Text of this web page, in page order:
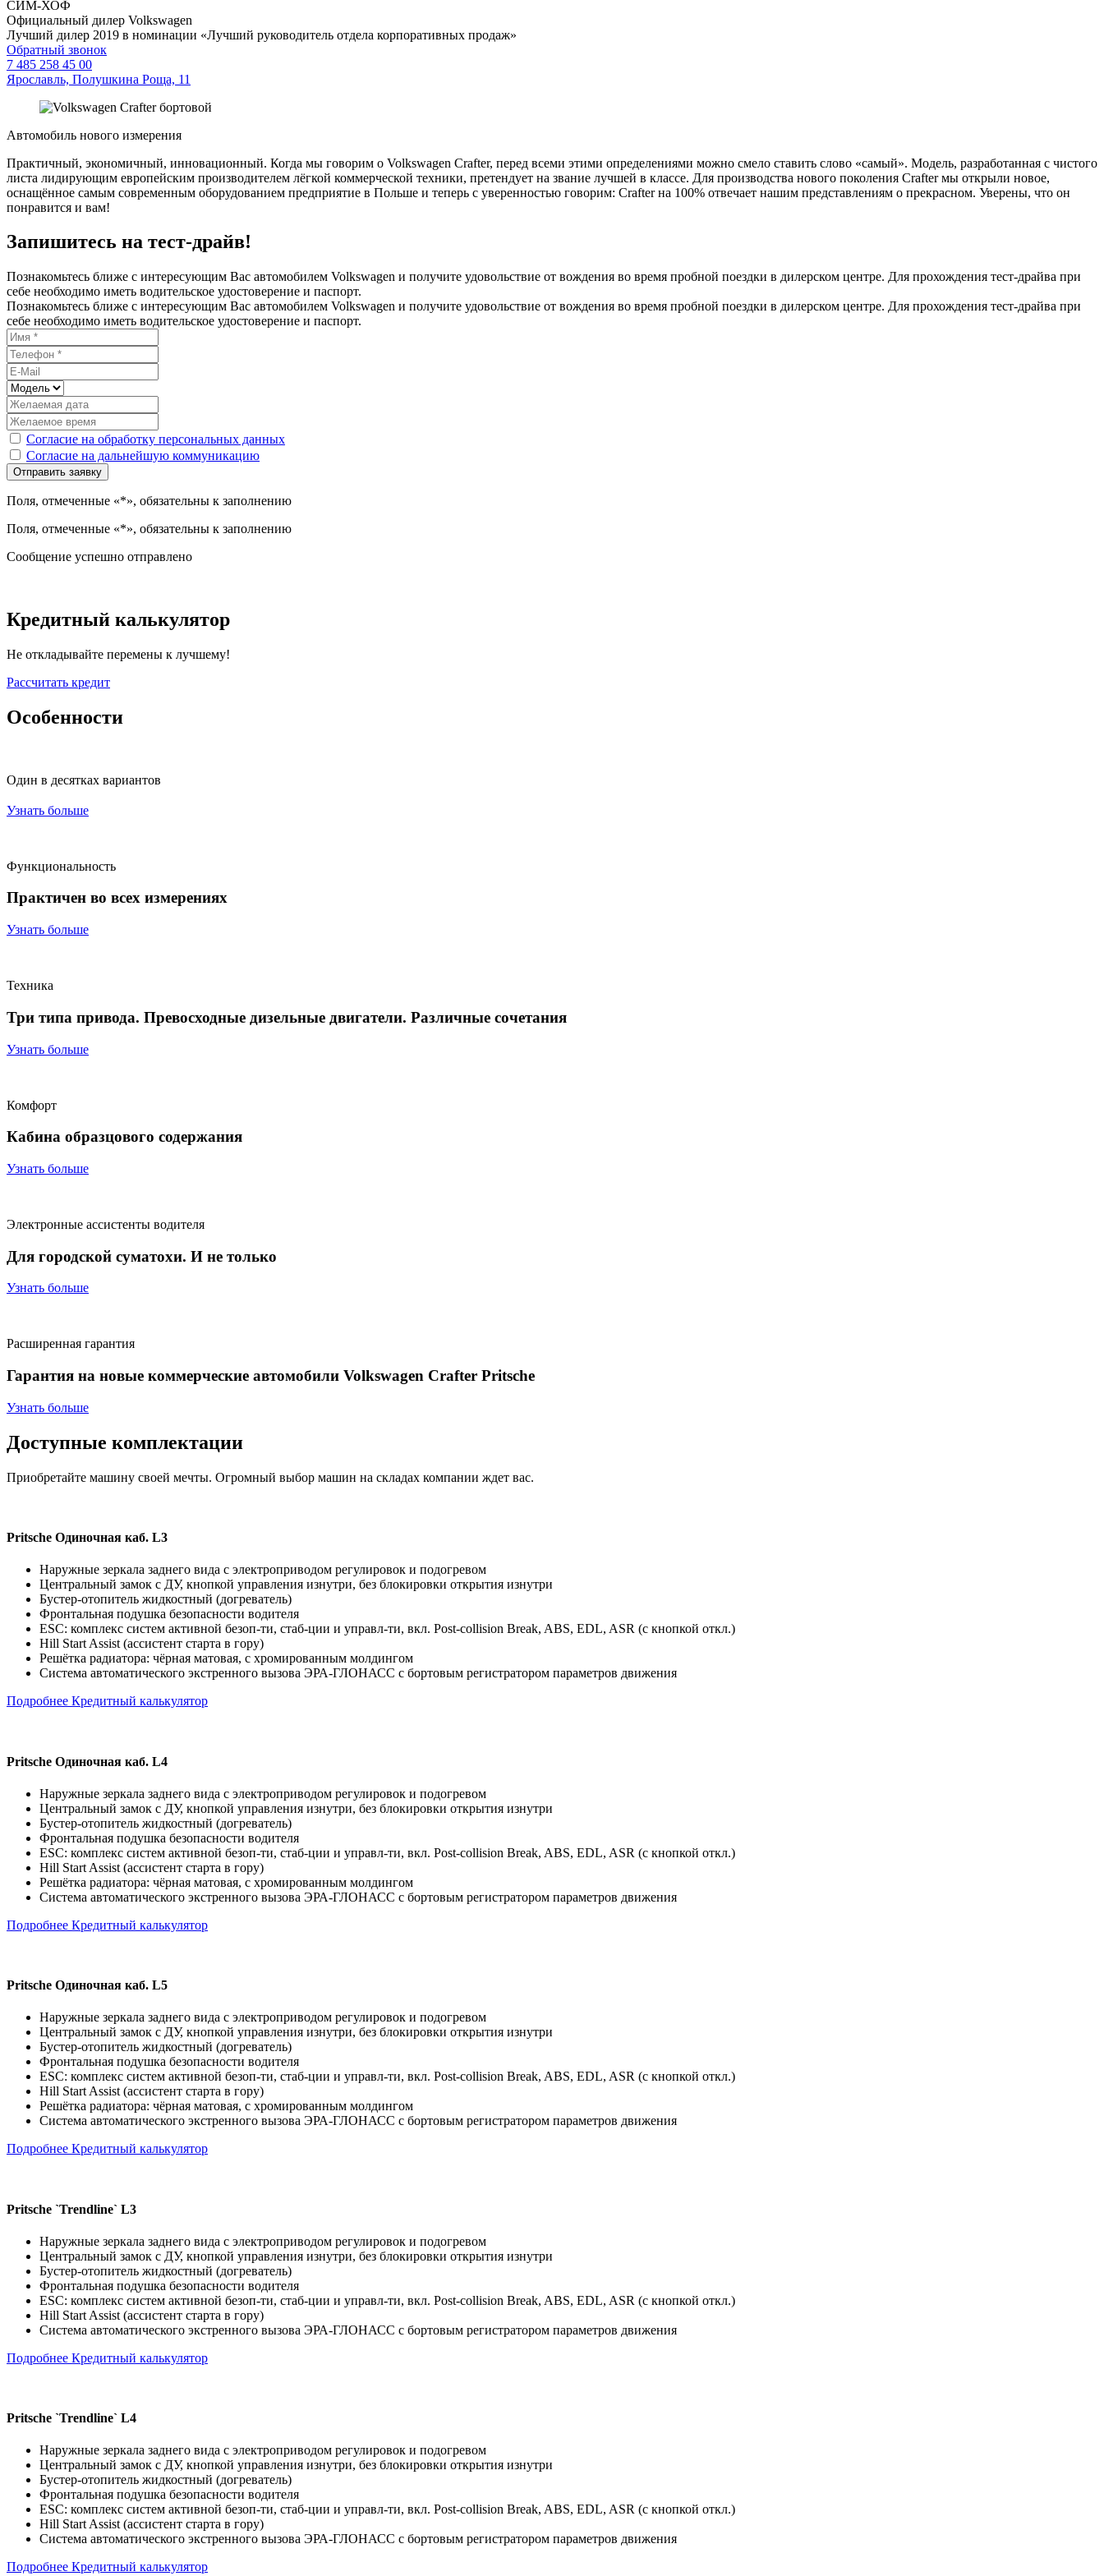
СИМ-ХОФ
Официальный дилер Volkswagen
Лучший дилер 2019 в номинации «Лучший руководитель отдела корпоративных продаж»
Обратный звонок
7 485 258 45 00
Ярославль, Полушкина Роща, 11
Автомобиль нового измерения
Практичный, экономичный, инновационный. Когда мы говорим о Volkswagen Crafter, перед всеми этими определениями можно смело ставить слово «самый». Модель, разработанная с чистого
листа лидирующим европейским производителем лёгкой коммерческой техники, претендует на звание лучшей в классе. Для производства нового поколения Crafter мы открыли новое,
оснащённое самым современным оборудованием предприятие в Польше и теперь с уверенностью говорим: Crafter на 100% отвечает нашим представлениям о прекрасном. Уверены, что он
понравится и вам!
Запишитесь на тест-драйв!
Познакомьтесь ближе с интересующим Вас автомобилем Volkswagen и получите удовольствие от вождения во время пробной поездки в дилерском центре. Для прохождения тест-драйва при
себе необходимо иметь водительское удостоверение и паспорт.
Познакомьтесь ближе с интересующим Вас автомобилем Volkswagen и получите удовольствие от вождения во время пробной поездки в дилерском центре. Для прохождения тест-драйва при
себе необходимо иметь водительское удостоверение и паспорт.
Согласие на обработку персональных данных
Согласие на дальнейшую коммуникацию
Поля, отмеченные «*», обязательны к заполнению
Поля, отмеченные «*», обязательны к заполнению
Сообщение успешно отправлено
Кредитный калькулятор
Не откладывайте перемены к лучшему!
Рассчитать кредит
Особенности
Один в десятках вариантов
Узнать больше
Функциональность
Практичен во всех измерениях
Узнать больше
Техника
Три типа привода. Превосходные дизельные двигатели. Различные сочетания
Узнать больше
Комфорт
Кабина образцового содержания
Узнать больше
Электронные ассистенты водителя
Для городской суматохи. И не только
Узнать больше
Расширенная гарантия
Гарантия на новые коммерческие автомобили Volkswagen Crafter Pritsche
Узнать больше
Доступные комплектации
Приобретайте машину своей мечты. Огромный выбор машин на складах компании ждет вас.
Pritsche Одиночная каб. L3
Наружные зеркала заднего вида с электроприводом регулировок и подогревом
Центральный замок с ДУ, кнопкой управления изнутри, без блокировки открытия изнутри
Бустер-отопитель жидкостный (догреватель)
Фронтальная подушка безопасности водителя
ESC: комплекс систем активной безоп-ти, стаб-ции и управл-ти, вкл. Post-collision Break, ABS, EDL, ASR (с кнопкой откл.)
Hill Start Assist (ассистент старта в гору)
Решётка радиатора: чёрная матовая, с хромированным молдингом
Система автоматического экстренного вызова ЭРА-ГЛОНАСС с бортовым регистратором параметров движения
Подробнее Кредитный калькулятор
Pritsche Одиночная каб. L4
Наружные зеркала заднего вида с электроприводом регулировок и подогревом
Центральный замок с ДУ, кнопкой управления изнутри, без блокировки открытия изнутри
Бустер-отопитель жидкостный (догреватель)
Фронтальная подушка безопасности водителя
ESC: комплекс систем активной безоп-ти, стаб-ции и управл-ти, вкл. Post-collision Break, ABS, EDL, ASR (с кнопкой откл.)
Hill Start Assist (ассистент старта в гору)
Решётка радиатора: чёрная матовая, с хромированным молдингом
Система автоматического экстренного вызова ЭРА-ГЛОНАСС с бортовым регистратором параметров движения
Подробнее Кредитный калькулятор
Pritsche Одиночная каб. L5
Наружные зеркала заднего вида с электроприводом регулировок и подогревом
Центральный замок с ДУ, кнопкой управления изнутри, без блокировки открытия изнутри
Бустер-отопитель жидкостный (догреватель)
Фронтальная подушка безопасности водителя
ESC: комплекс систем активной безоп-ти, стаб-ции и управл-ти, вкл. Post-collision Break, ABS, EDL, ASR (с кнопкой откл.)
Hill Start Assist (ассистент старта в гору)
Решётка радиатора: чёрная матовая, с хромированным молдингом
Система автоматического экстренного вызова ЭРА-ГЛОНАСС с бортовым регистратором параметров движения
Подробнее Кредитный калькулятор
Pritsche `Trendline` L3
Наружные зеркала заднего вида с электроприводом регулировок и подогревом
Центральный замок с ДУ, кнопкой управления изнутри, без блокировки открытия изнутри
Бустер-отопитель жидкостный (догреватель)
Фронтальная подушка безопасности водителя
ESC: комплекс систем активной безоп-ти, стаб-ции и управл-ти, вкл. Post-collision Break, ABS, EDL, ASR (с кнопкой откл.)
Hill Start Assist (ассистент старта в гору)
Система автоматического экстренного вызова ЭРА-ГЛОНАСС с бортовым регистратором параметров движения
Подробнее Кредитный калькулятор
Pritsche `Trendline` L4
Наружные зеркала заднего вида с электроприводом регулировок и подогревом
Центральный замок с ДУ, кнопкой управления изнутри, без блокировки открытия изнутри
Бустер-отопитель жидкостный (догреватель)
Фронтальная подушка безопасности водителя
ESC: комплекс систем активной безоп-ти, стаб-ции и управл-ти, вкл. Post-collision Break, ABS, EDL, ASR (с кнопкой откл.)
Hill Start Assist (ассистент старта в гору)
Система автоматического экстренного вызова ЭРА-ГЛОНАСС с бортовым регистратором параметров движения
Подробнее Кредитный калькулятор